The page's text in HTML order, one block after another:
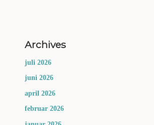
Archives
juli 2026
juni 2026
april 2026
februar 2026